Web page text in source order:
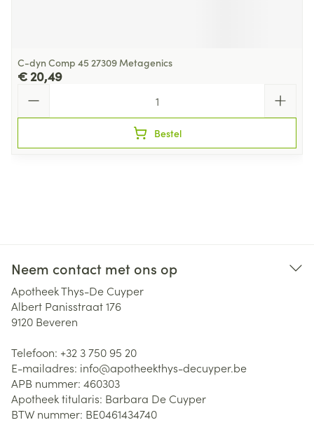
C-dyn Comp 45 27309 Metagenics
€ 20,49
Bestel
Neem contact met ons op
Apotheek Thys-De Cuyper
Albert Panisstraat 176
9120 Beveren
Telefoon: +32 3 750 95 20
E-mailadres: info@apotheekthys-decuyper.be
APB nummer: 460303
Apotheek titularis: Barbara De Cuyper
BTW nummer: BE0461434740